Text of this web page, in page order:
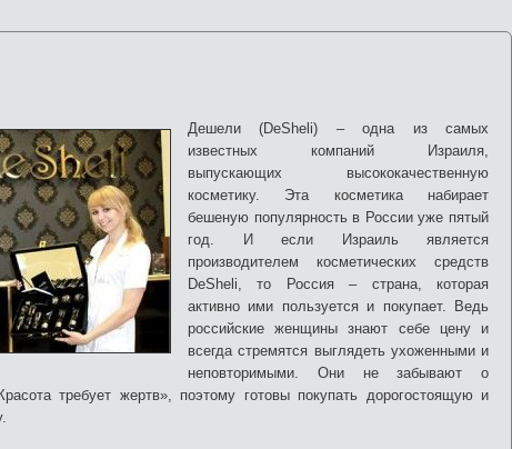
Дешели (DeSheli) – одна из самых
известных компаний Израиля,
выпускающих высококачественную
косметику. Эта косметика набирает
бешеную популярность в России уже пятый
год. И если Израиль является
производителем косметических средств
DeSheli, то Россия – страна, которая
активно ими пользуется и покупает. Ведь
российские женщины знают себе цену и
всегда стремятся выглядеть ухоженными и
неповторимыми. Они не забывают о
требует жертв», поэтому готовы покупать дорогостоящую и